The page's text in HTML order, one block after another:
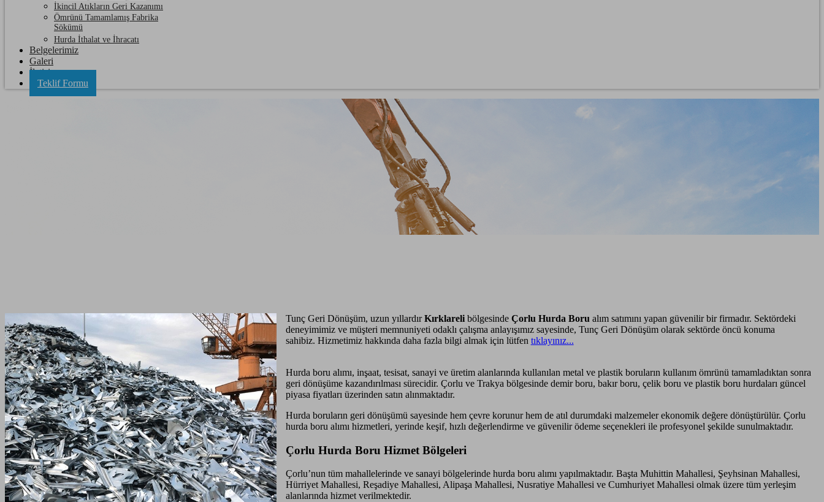
İkincil Atıkların Geri Kazanımı
Ömrünü Tamamlamış Fabrika
Sökümü
Hurda İthalat ve İhracatı
Belgelerimiz
Galeri
İletişim
Teklif Formu
Tunç Geri Dönüşüm, uzun yıllardırKırklarelibölgesinde Çorlu Hurda Boru alım satımını yapan güvenilir bir firmadır. Sektördeki
deneyimimiz ve müşteri memnuniyeti odaklı çalışma anlayışımız sayesinde, Tunç Geri Dönüşüm olarak sektörde öncü konuma
sahibiz. Hizmetimiz hakkında daha fazla bilgi almak için lütfen tıklayınız...
Hurda boru alımı, inşaat, tesisat, sanayi ve üretim alanlarında kullanılan metal ve plastik boruların kullanım ömrünü tamamladıktan sonra
geri dönüşüme kazandırılması sürecidir. Çorlu ve Trakya bölgesinde demir boru, bakır boru, çelik boru ve plastik boru hurdaları güncel
piyasa fiyatları üzerinden satın alınmaktadır.
Hurda boruların geri dönüşümü sayesinde hem çevre korunur hem de atıl durumdaki malzemeler ekonomik değere dönüştürülür. Çorlu
hurda boru alımı hizmetleri, yerinde keşif, hızlı değerlendirme ve güvenilir ödeme seçenekleri ile profesyonel şekilde sunulmaktadır.
Çorlu Hurda Boru Hizmet Bölgeleri
Çorlu’nun tüm mahallelerinde ve sanayi bölgelerinde hurda boru alımı yapılmaktadır. Başta Muhittin Mahallesi, Şeyhsinan Mahallesi,
Hürriyet Mahallesi, Reşadiye Mahallesi, Alipaşa Mahallesi, Nusratiye Mahallesi ve Cumhuriyet Mahallesi olmak üzere tüm yerleşim
alanlarında hizmet verilmektedir.